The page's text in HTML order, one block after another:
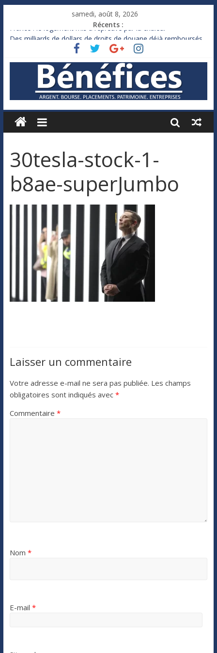
samedi, août 8, 2026
Récents :
France : le logement mis à l’épreuve par la chaleur
Des milliards de dollars de droits de douane déjà remboursés
Royaume-Uni : Andy Burnham recule sur l’impôt
Xavier Niel, le milliardaire qui ne touche presque rien
Ruée des fortunes russes vers l’étranger
30tesla-stock-1-
b8ae-superJumbo
Laisser un commentaire
Votre adresse e-mail ne sera pas publiée. Les champs
obligatoires sont indiqués avec *
Commentaire *
Nom *
E-mail *